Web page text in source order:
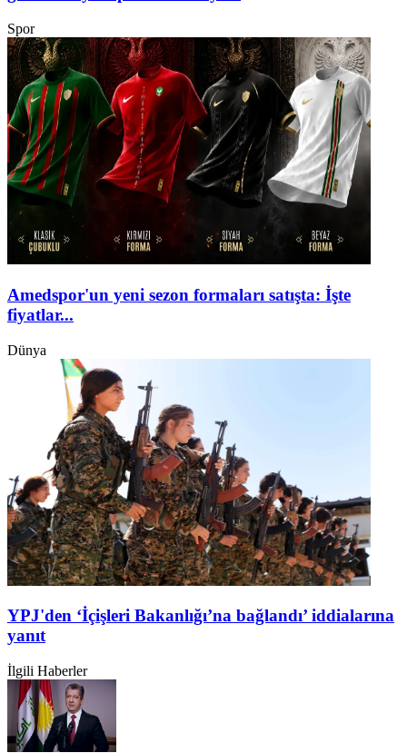
Spor
Amedspor'un yeni sezon formaları satışta: İşte
fiyatlar...
Dünya
YPJ'den ‘İçişleri Bakanlığı’na bağlandı’ iddialarına
yanıt
İlgili Haberler